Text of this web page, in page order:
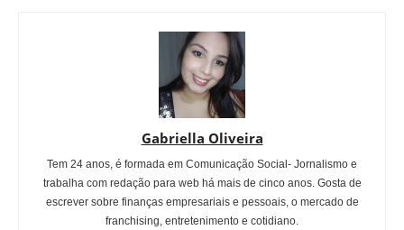
Gabriella Oliveira
Tem 24 anos, é formada em Comunicação Social- Jornalismo e
trabalha com redação para web há mais de cinco anos. Gosta de
escrever sobre finanças empresariais e pessoais, o mercado de
franchising, entretenimento e cotidiano.